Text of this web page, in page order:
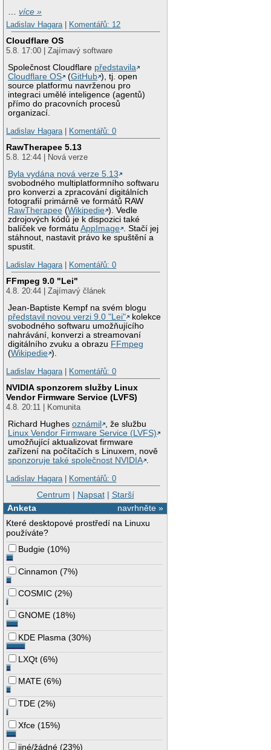
…více »
Ladislav Hagara| Komentářů: 12
Cloudflare OS
5.8. 17:00 | Zajímavý software
Společnost Cloudflare představila
Cloudflare OS
(GitHub ), tj. open
source platformu navrženou pro
integraci umělé inteligence (agentů)
přímo do pracovních procesů
organizací.
Ladislav Hagara| Komentářů: 0
RawTherapee 5.13
5.8. 12:44 | Nová verze
Byla vydána nová verze 5.13
svobodného multiplatformního softwaru
pro konverzi a zpracování digitálních
fotografií primárně ve formátů RAW
RawTherapee (Wikipedie ). Vedle
zdrojových kódů je k dispozici také
balíček ve formátuAppImage . Stačí jej
stáhnout, nastavit právo ke spuštění a
spustit.
Ladislav Hagara| Komentářů: 0
FFmpeg 9.0 "Lei"
4.8. 20:44 | Zajímavý článek
Jean-Baptiste Kempf na svém blogu
představil novou verzi 9.0 "Lei"
kolekce
svobodného softwaru umožňujícího
nahrávání, konverzi a streamovaní
digitálního zvuku a obrazu FFmpeg
(Wikipedie ).
Ladislav Hagara| Komentářů: 0
NVIDIA sponzorem služby Linux
Vendor Firmware Service (LVFS)
4.8. 20:11 | Komunita
Richard Hughesoznámil
, že službu
Linux Vendor Firmware Service (LVFS)
umožňující aktualizovat firmware
zařízení na počítačích s Linuxem, nově
sponzoruje také společnost NVIDIA .
Ladislav Hagara| Komentářů: 0
Centrum | Napsat| Starší
navrhněte »
Anketa
Které desktopové prostředí na Linuxu
používáte?
Budgie (10%)
Cinnamon (7%)
COSMIC (2%)
GNOME (18%)
KDE Plasma (30%)
LXQt (6%)
MATE (6%)
TDE (2%)
Xfce (15%)
jiné/žádné (23%)